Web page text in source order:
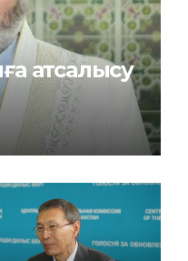
атсалысу